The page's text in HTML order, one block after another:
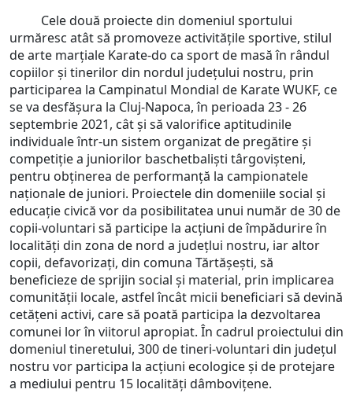
Cele două proiecte din domeniul sportului
urmăresc atât să promoveze activitățile sportive, stilul
de arte marțiale Karate-do ca sport de masă în rândul
copiilor și tinerilor din nordul județului nostru, prin
participarea la Campinatul Mondial de Karate WUKF, ce
se va desfășura la Cluj-Napoca, în perioada 23 - 26
septembrie 2021, cât și să valorifice aptitudinile
individuale într-un sistem organizat de pregătire și
competiție a juniorilor baschetbaliști târgovișteni,
pentru obținerea de performanță la campionatele
naționale de juniori. Proiectele din domeniile social și
educație civică vor da posibilitatea unui număr de 30 de
copii-voluntari să participe la acțiuni de împădurire în
localități din zona de nord a județlui nostru, iar altor
copii, defavorizați, din comuna Tărtășești, să
beneficieze de sprijin social și material, prin implicarea
comunității locale, astfel încât micii beneficiari să devină
cetățeni activi, care să poată participa la dezvoltarea
comunei lor în viitorul apropiat. În cadrul proiectului din
domeniul tineretului, 300 de tineri-voluntari din județul
nostru vor participa la acțiuni ecologice și de protejare
a mediului pentru 15 localități dâmbovițene.